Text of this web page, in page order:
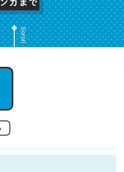
Scroll
レバーなんだろうなと凄く思
は原文もお勧め。自分はこの流
Then Covid hit. Shit.